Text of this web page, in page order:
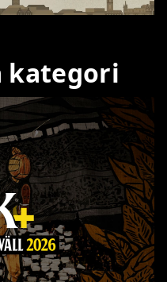
kategori